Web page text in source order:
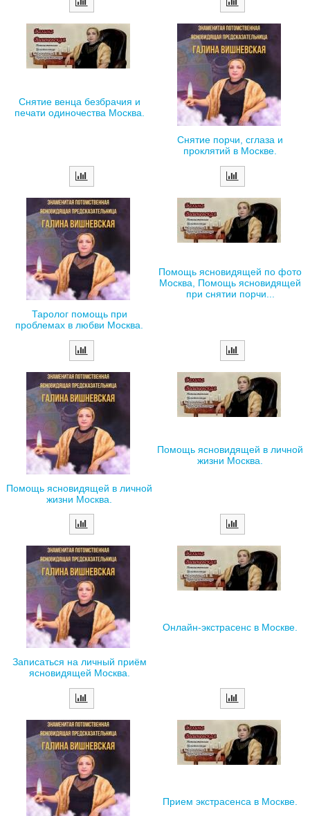
Снятие венца безбрачия и
печати одиночества Москва.
Снятие порчи, сглаза и
проклятий в Москве.
Таролог помощь при
проблемах в любви Москва.
Помощь ясновидящей по фото
Москва, Помощь ясновидящей
при снятии порчи...
Помощь ясновидящей в личной
жизни Москва.
Помощь ясновидящей в личной
жизни Москва.
Записаться на личный приём
ясновидящей Москва.
Онлайн-экстрасенс в Москве.
Прием экстрасенса в Москве.